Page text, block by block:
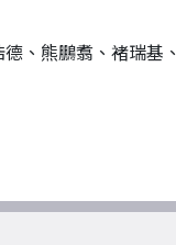
、熊鵬翥、褚瑞基、